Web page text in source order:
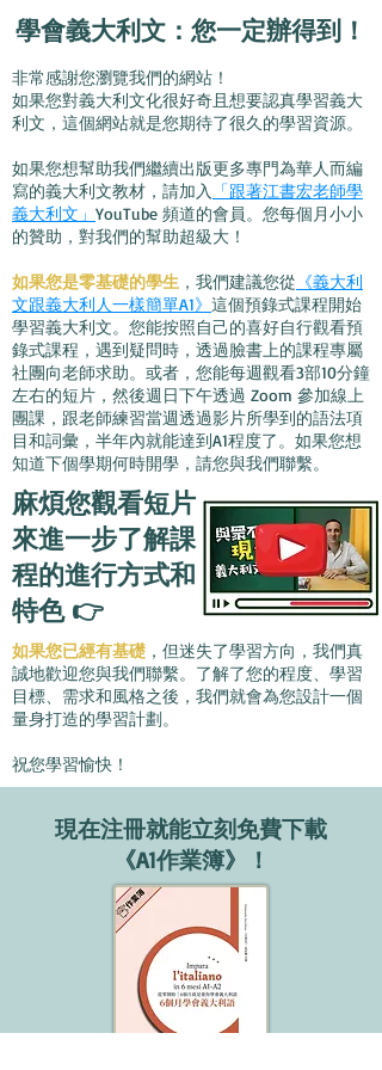
學會義大利文：您一定辦得到！
非常感謝您瀏覽我們的網站！
如果您對義大利文化很好奇且想要認真學習義大
利文，這個網站就是您期待了很久的學習資源。
如果您想幫助我們繼續出版更多專門為華人而編
寫的義大利文教材，請加入
「跟著江書宏老師學
義大利文」 YouTube 頻道的會員。您每個月小小
的贊助，對我們的幫助超級大！
如果您是零基礎的學生 ，我們建議您從 《義大利
文跟義大利人一樣簡單A1》 這個預錄式課程開始
學習義大利文。您能按照自己的喜好自行觀看預
錄式課程，遇到疑問時，透過臉書上的課程專屬
社團向老師求助。或者，您能每週觀看3部10分鐘
左右的短片，然後週日下午透過 Zoom 參加線上
團課，跟老師練習當週透過影片所學到的語法項
目和詞彙，半年內就能達到A1程度了。如果您想
知道下個學期何時開學，請您與我們聯繫。
麻煩您觀看短片
來進一步了解課
程的進行方式和
特色 👉
如果您已經有基礎 ，但迷失了學習方向，我們真
誠地歡迎您與我們聯繫。了解了您的程度、學習
目標、需求和風格之後，我們就會為您設計一個
量身打造的學習計劃。
祝您學習愉快！
現在注冊就能立刻免費​下載
《A1作業簿》！